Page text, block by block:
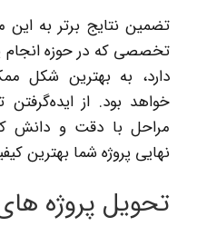
تضمین نتایج برتر به
تخصصی که در حوزه انجام
دارد، به بهترین شکل
خواهد بود. از
مراحل با دقت و دانش
نهایی پروژه شما بهترین
تحویل پروژه